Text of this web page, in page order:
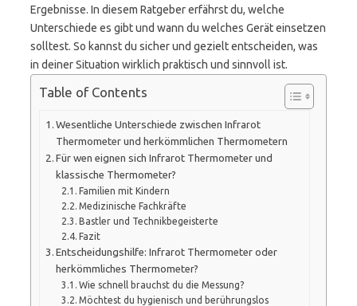
Ergebnisse. In diesem Ratgeber erfährst du, welche
Unterschiede es gibt und wann du welches Gerät einsetzen
solltest. So kannst du sicher und gezielt entscheiden, was
in deiner Situation wirklich praktisch und sinnvoll ist.
Table of Contents
Wesentliche Unterschiede zwischen Infrarot
Thermometer und herkömmlichen Thermometern
Für wen eignen sich Infrarot Thermometer und
klassische Thermometer?
Familien mit Kindern
Medizinische Fachkräfte
Bastler und Technikbegeisterte
Fazit
Entscheidungshilfe: Infrarot Thermometer oder
herkömmliches Thermometer?
Wie schnell brauchst du die Messung?
Möchtest du hygienisch und berührungslos